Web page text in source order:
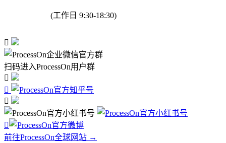
(工作日 9:30-18:30)

扫码进入ProcessOn用户群




前往ProcessOn全球网站 →